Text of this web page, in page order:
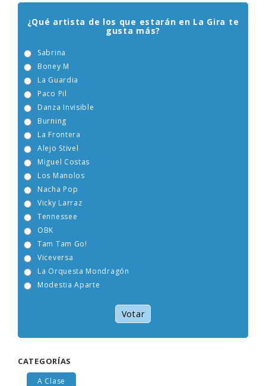
¿Qué artista de los que estarán en La Gira te
gusta más?
Sabrina
Boney M
La Guardia
Paco Pil
Danza Invisible
Burning
La Frontera
Alejo Stivel
Miguel Costas
Los Manolos
Nacha Pop
Vicky Larraz
Tennessee
OBK
Tam Tam Go!
Viceversa
La Orquesta Mondragón
Modestia Aparte
Votar
CATEGORÍAS